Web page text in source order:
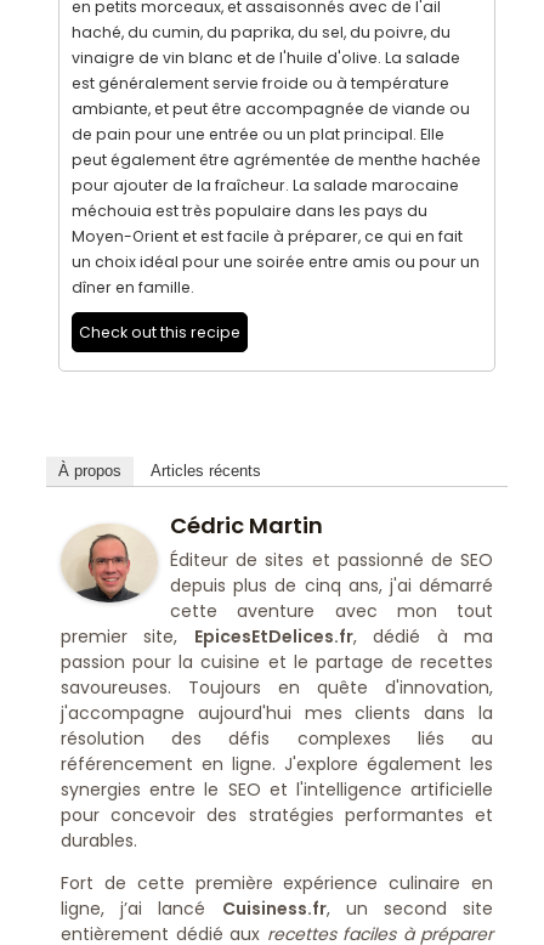
en petits morceaux, et assaisonnés avec de l'ail
haché, du cumin, du paprika, du sel, du poivre, du
vinaigre de vin blanc et de l'huile d'olive. La salade
est généralement servie froide ou à température
ambiante, et peut être accompagnée de viande ou
de pain pour une entrée ou un plat principal. Elle
peut également être agrémentée de menthe hachée
pour ajouter de la fraîcheur. La salade marocaine
méchouia est très populaire dans les pays du
Moyen-Orient et est facile à préparer, ce qui en fait
un choix idéal pour une soirée entre amis ou pour un
dîner en famille.
Check out this recipe
À propos Articles récents
Cédric Martin
Éditeur de sites et passionné de SEO
depuis plus de cinq ans, j'ai démarré
cette aventure avec mon tout
premier site, EpicesEtDelices.fr, dédié à ma
passion pour la cuisine et le partage de recettes
savoureuses. Toujours en quête d'innovation,
j'accompagne aujourd'hui mes clients dans la
résolution des défis complexes liés au
référencement en ligne. J'explore également les
synergies entre le SEO et l'intelligence artificielle
pour concevoir des stratégies performantes et
durables.
Fort de cette première expérience culinaire en
ligne, j’ai lancé Cuisiness.fr, un second site
entièrement dédié aux recettes faciles à préparer